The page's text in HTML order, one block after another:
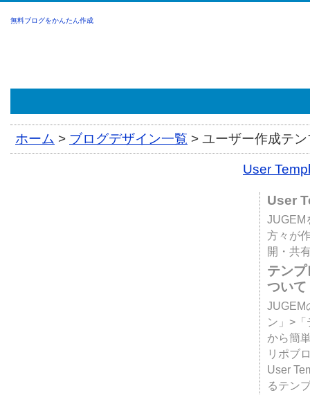
無料ブログをかんたん作成
ホーム > ブログデザイン一覧 > ユーザー作成テ
User
User
JUGEM
方々が
開・共
テン
ついて
JUGEM
ン」>
から簡
リポブ
User
るテン